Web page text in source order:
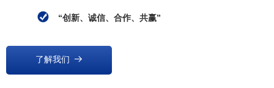
“创新、诚信、合作、共赢”
了解我们 뀠